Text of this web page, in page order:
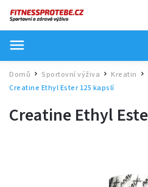
Domů / Sportovní výživa / Kreatin
Creatine Ethyl Ester 125 kapslí
Creatine Ethyl